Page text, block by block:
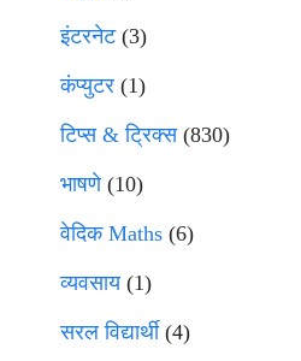
इंटरनेट(3)
कंप्युटर (1)
टिप्स & ट्रिक्स(830)
भाषणे(10)
वेदिक Maths (6)
व्यवसाय(1)
सरल विद्यार्थी(4)